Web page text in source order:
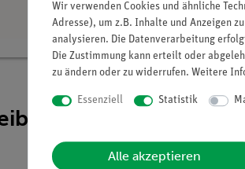
Wir verwenden Cookies und ähnliche
Adresse), um z.B. Inhalte und Anzeigen
analysieren. Die Datenverarbeitung
Die Zustimmung kann erteilt oder
zu ändern oder zu widerrufen. Weitere
Essenziell Statistik
Alle akzeptieren